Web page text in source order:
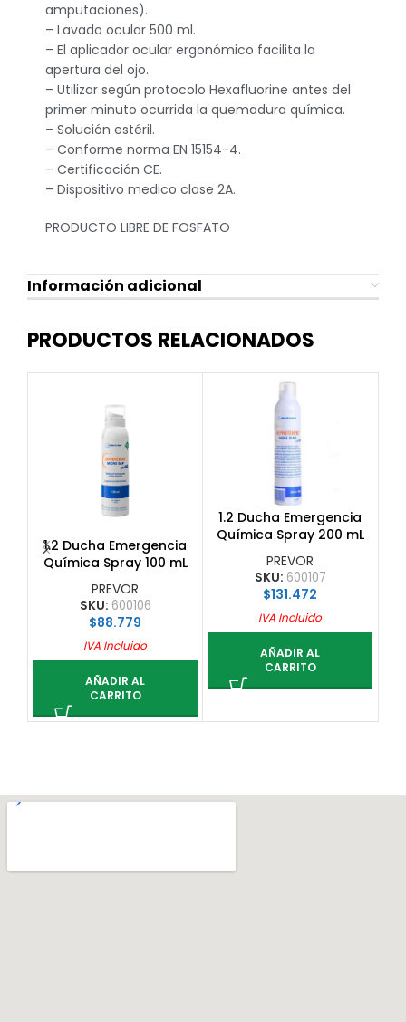
amputaciones).
– Lavado ocular 500 ml.
– El aplicador ocular ergonómico facilita la
apertura del ojo.
– Utilizar según protocolo Hexafluorine antes del
primer minuto ocurrida la quemadura química.
– Solución estéril.
– Conforme norma EN 15154-4.
– Certificación CE.
– Dispositivo medico clase 2A.
PRODUCTO LIBRE DE FOSFATO
Información adicional
PRODUCTOS RELACIONADOS
1.2 Ducha Emergencia
Química Spray 100 mL
PREVOR
SKU: 600106
$88.779
IVA Incluido
AÑADIR AL
CARRITO
1.2 Ducha Emergencia
Química Spray 200 mL
PREVOR
SKU: 600107
$131.472
IVA Incluido
AÑADIR AL
CARRITO